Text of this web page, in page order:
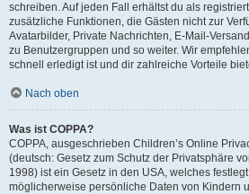
schreiben. Auf jeden Fall erhältst du als
zusätzliche Funktionen, die Gästen nicht zur
Avatarbilder, Private Nachrichten, E-Mail-
zu Benutzergruppen und so weiter. Wir
schnell erledigt ist und dir zahlreiche Vorteile
Nach oben
Was ist COPPA?
COPPA, ausgeschrieben Children’s Online
(deutsch: Gesetz zum Schutz der Privatsphäre
1998) ist ein Gesetz in den USA, welches
möglicherweise persönliche Daten von Kindern